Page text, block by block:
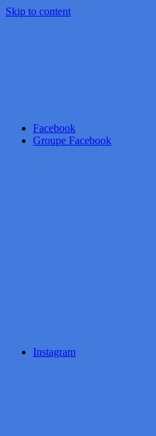
Skip to content
Facebook
Groupe Facebook
Instagram